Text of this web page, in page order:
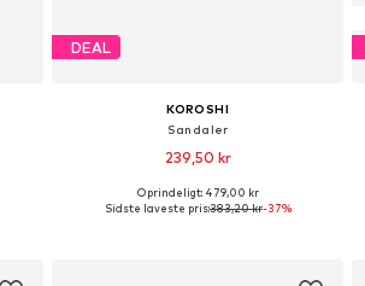
DEAL
KOROSHI
Sandaler
239,50 kr
Tilgængelige størrelser: 36, 37, 38, 39, 40
Oprindeligt: 479,00 kr
Sidste laveste pris:383,20 kr-37%